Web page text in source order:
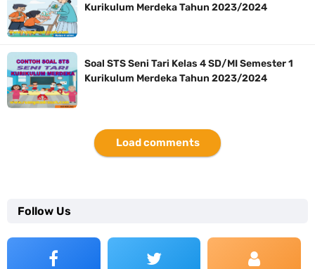
Kurikulum Merdeka Tahun 2023/2024
Soal STS Seni Tari Kelas 4 SD/MI Semester 1
Kurikulum Merdeka Tahun 2023/2024
Load comments
Follow Us